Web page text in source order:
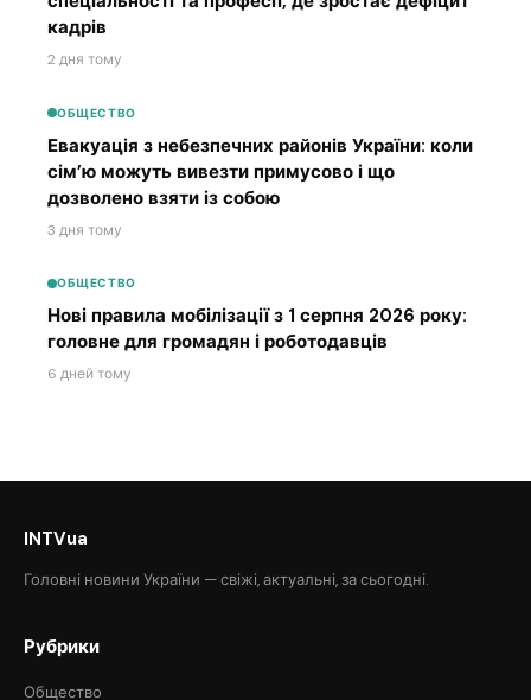
кадрів
2 дня тому
ОБЩЕСТВО
Евакуація з небезпечних районів України: коли
сім’ю можуть вивезти примусово і що
дозволено взяти із собою
3 дня тому
ОБЩЕСТВО
Нові правила мобілізації з 1 серпня 2026 року:
головне для громадян і роботодавців
6 дней тому
INTVua
Головні новини України — свіжі, актуальні, за сьогодні.
Рубрики
Общество